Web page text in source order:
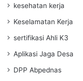
kesehatan kerja
Keselamatan Kerja
sertifikasi Ahli K3
Aplikasi Jaga Desa
DPP Abpednas